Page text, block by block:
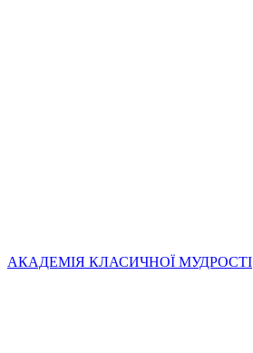
АКАДЕМІЯ КЛАСИЧНОЇ МУДРОСТІ